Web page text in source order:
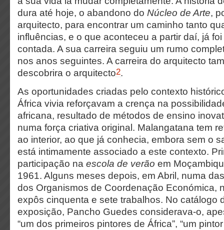
dura até hoje, o abandono do Núcleo de Arte,
arquitecto, para encontrar um caminho tanto
influências, e o que aconteceu a partir daí, já
contada. A sua carreira seguiu um rumo
nos anos seguintes. A carreira do arquitecto
descobrira o arquitecto2.
As oportunidades criadas pelo contexto
África vivia reforçavam a crença na
africana, resultado de métodos de ensino
numa força criativa original. Malangatana tem
ao interior, ao que já conhecia, embora sem o
está intimamente associado a este contexto.
participação na escola de verão em
1961. Alguns meses depois, em Abril, numa
dos Organismos de Coordenação Económica,
expôs cinquenta e sete trabalhos. No catálogo
exposição, Pancho Guedes considerava-o,
“um dos primeiros pintores de África”, “um